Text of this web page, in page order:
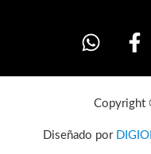
Copyright
Diseñado por